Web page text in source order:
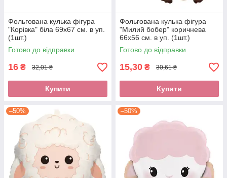
Фольгована кулька фігура
"Корівка" біла 69х67 см. в уп.
(1шт.)
Готово до відправки
16 ₴ 32,01 ₴
Купити
Фольгована кулька фігура
"Милий бобер" коричнева
66х56 см. в уп. (1шт.)
Готово до відправки
15,30 ₴ 30,61 ₴
Купити
–50% –50%